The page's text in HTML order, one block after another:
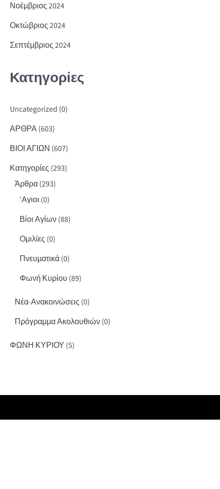
Νοέμβριος 2024
Οκτώβριος 2024
Σεπτέμβριος 2024
Κατηγορίες
Uncategorized (0)
ΑΡΘΡΑ(603)
ΒΙΟΙ ΑΓΙΩΝ (607)
Κατηγορίες (293)
Άρθρα(293)
'Αγιοι (0)
Βίοι Αγίων(88)
Ομιλίες (0)
Πνευματικά(0)
Φωνή Κυρίου (89)
Νέα-Ανακοινώσεις (0)
Πρόγραμμα Ακολουθιών(0)
ΦΩΝΗ ΚΥΡΙΟΥ (5)